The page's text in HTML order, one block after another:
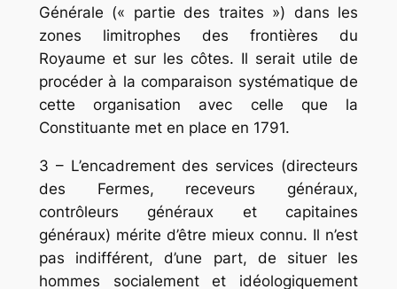
Générale (« partie des traites ») dans les
zones limitrophes des frontières du
Royaume et sur les côtes. Il serait utile de
procéder à la comparaison systématique de
cette organisation avec celle que la
Constituante met en place en 1791.
3 – L’encadrement des services (directeurs
des Fermes, receveurs généraux,
contrôleurs géné­raux et capitaines
généraux) mérite d’être mieux connu. Il n’est
pas indifférent, d’une part, de situer les
hommes socialement et idéo­logiquement